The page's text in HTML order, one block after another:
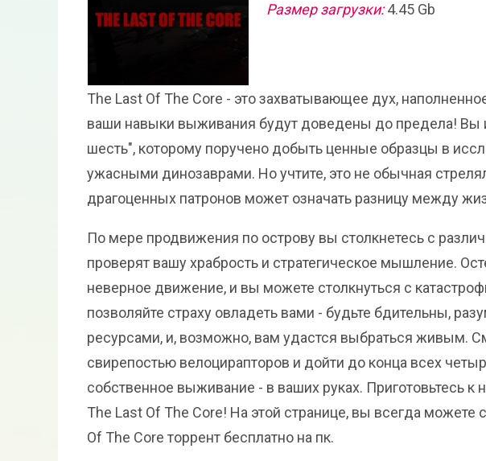
Размер загрузки:4.45 Gb
The Last Of The Core - это захватывающее дух,
ваши навыки выживания будут доведены до предела! Вы
шесть", которому поручено добыть ценные образцы в
ужасными динозаврами. Но учтите, это не обычная
драгоценных патронов может означать разницу между
По мере продвижения по острову вы столкнетесь с
проверят вашу храбрость и стратегическое мышление.
неверное движение, и вы можете столкнуться с
позволяйте страху овладеть вами - будьте бдительны,
ресурсами, и, возможно, вам удастся выбраться живым.
свирепостью велоцирапторов и дойти до конца всех
собственное выживание - в ваших руках. Приготовьтесь
The Last Of The Core! На этой странице, вы всегда
Of The Core торрент бесплатно на пк.